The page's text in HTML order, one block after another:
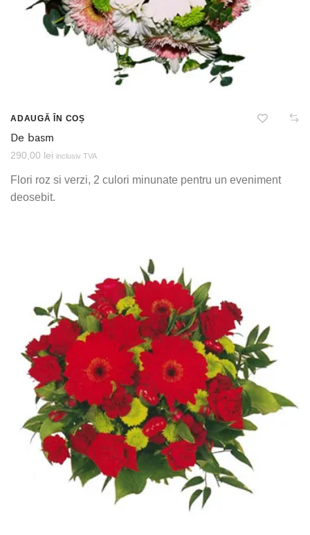
ADAUGĂ ÎN COȘ
De basm
290,00 lei inclusiv TVA
Flori roz si verzi, 2 culori minunate pentru un eveniment
deosebit.